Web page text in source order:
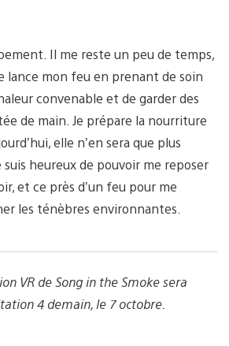
Il me reste un peu de temps,
lance mon feu en prenant de soin
convenable et de garder des
de main. Je prépare la nourriture
elle n’en sera que plus
suis heureux de pouvoir me reposer
et ce près d’un feu pour me
les ténèbres environnantes.
VR de Song in the Smoke sera
4 demain, le 7 octobre.